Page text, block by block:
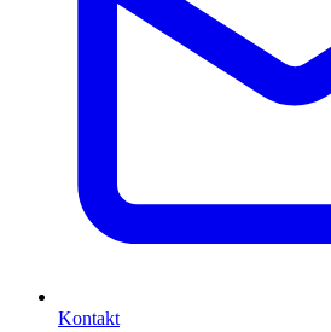
Kontakt